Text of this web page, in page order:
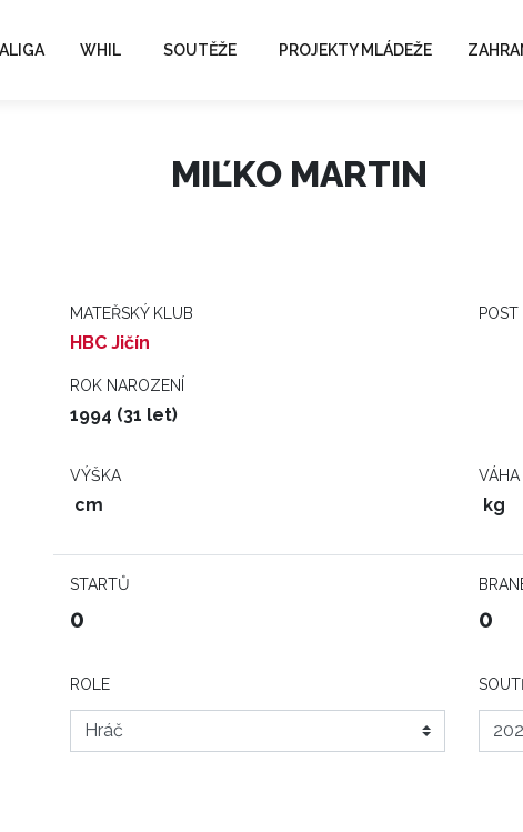
WHIL SOUTĚŽE PROJEKTY MLÁDEŽE
MIĽKO MARTIN
MATEŘSKÝ KLUB
HBC Jičín
POST
ROK NAROZENÍ
1994 (31 let)
VÝŠKA
cm
VÁHA
kg
STARTŮ
0 0
ROLE